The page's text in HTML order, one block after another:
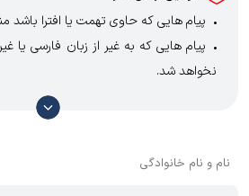
پیام هایی که حاوی تهمت یا افترا باشد
پیام هایی که به غیر از زبان فارسی یا
نخواهد شد.
با توجه به آن که امکان موافقت یا
دارد، معمولا نظراتی که محتوای مشابه
نام و نام خانوادگی